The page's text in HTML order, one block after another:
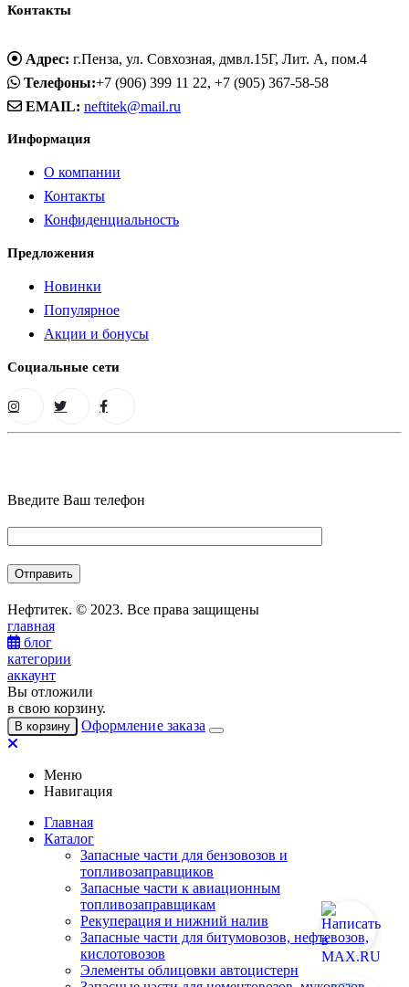
Контакты
Адрес: г.Пенза, ул. Совхозная, дмвл.15Г, Лит. А, пом.4
Телефоны:+7 (906) 399 11 22, +7 (905) 367-58-58
EMAIL: neftitek@mail.ru
Информация
О компании
Контакты
Конфиденциальность
Предложения
Новинки
Популярное
Акции и бонусы
Социальные сети
Введите Ваш телефон
Нефтитек. © 2023. Все права защищены
главная
блог
категории
аккаунт
Вы отложили
в свою корзину.
В корзину Оформление заказа
Меню
Навигация
Главная
Каталог
Запасные части для бензовозов и
топливозаправщиков
Запасные части к авиационным
топливозаправщикам
Рекуперация и нижний налив
Запасные части для битумовозов, нефтевозов,
кислотовозов
Элементы облицовки автоцистерн